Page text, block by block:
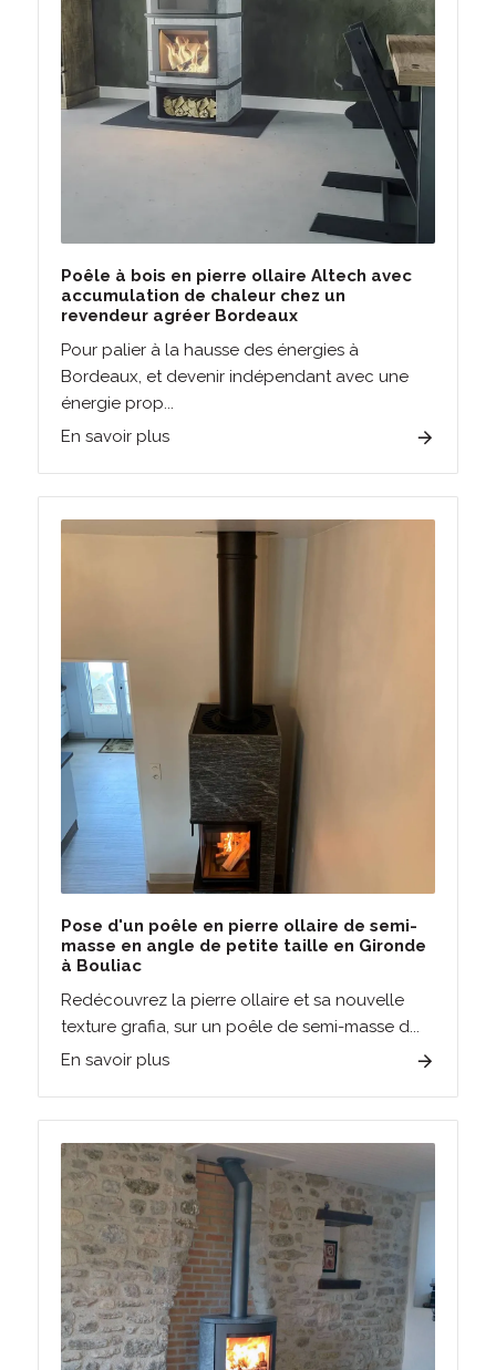
Poêle à bois en pierre ollaire Altech avec
accumulation de chaleur chez un
revendeur agréer Bordeaux
Pour palier à la hausse des énergies à
Bordeaux, et devenir indépendant avec une
énergie prop...
En savoir plus
Pose d'un poêle en pierre ollaire de semi-
masse en angle de petite taille en Gironde
à Bouliac
Redécouvrez la pierre ollaire et sa nouvelle
texture grafia, sur un poêle de semi-masse d...
En savoir plus